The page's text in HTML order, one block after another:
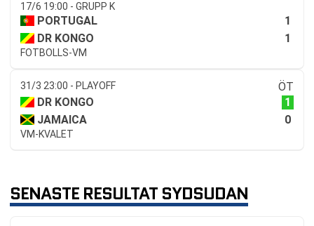
17/6 19:00 - GRUPP K
PORTUGAL
1
DR KONGO
1
FOTBOLLS-VM
31/3 23:00 - PLAYOFF
ÖT
DR KONGO
1
JAMAICA
0
VM-KVALET
SENASTE RESULTAT SYDSUDAN